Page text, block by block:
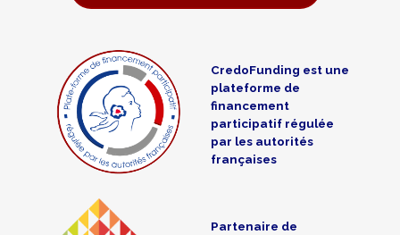
CredoFunding est une
plateforme de
financement
participatif régulée
par les autorités
françaises
Partenaire de